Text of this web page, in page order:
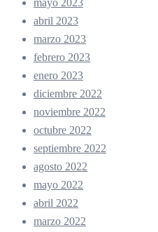
abril 2023
marzo 2023
febrero 2023
enero 2023
diciembre 2022
noviembre 2022
octubre 2022
septiembre 2022
agosto 2022
mayo 2022
abril 2022
marzo 2022